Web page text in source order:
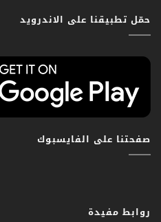
حمّل تطبيقنا على الاندرويد
صفحتنا على الفايسبوك
روابط مفيدة